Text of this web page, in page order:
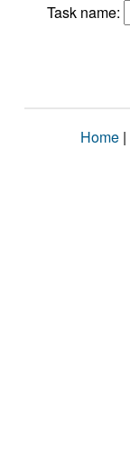
Task name:
Home |